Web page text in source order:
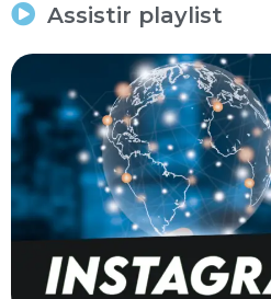
Assistir playlist